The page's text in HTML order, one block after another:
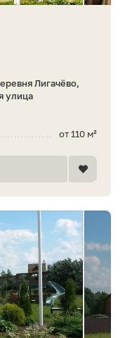
Лигачёво,
улица
от 110 м²